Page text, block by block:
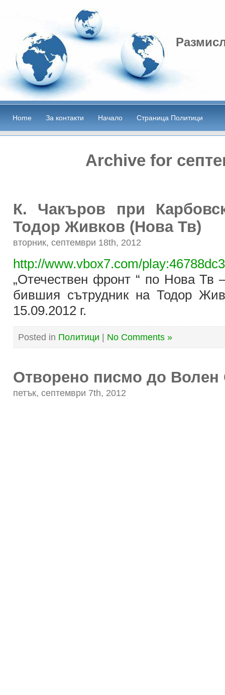
Home За контакти Начало Страница Политици
Archive for
К. Чакъров при
Тодор Живков (Нова Тв)
вторник, септември 18th, 2012
http://www.vbox7.com/
„Отечествен фронт “ по Нова Тв
бившия сътрудник на Тодор
15.09.2012 г.
Posted in Политици | No Comments »
Отворено писмо до Волен
петък, септември 7th, 2012